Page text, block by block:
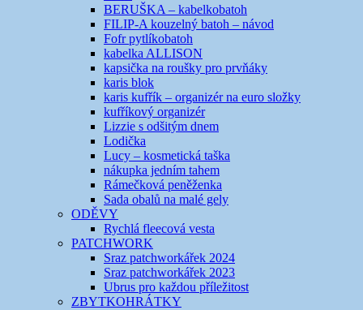
BERUŠKA – kabelkobatoh
FILIP-A kouzelný batoh – návod
Fofr pytlíkobatoh
kabelka ALLISON
kapsička na roušky pro prvňáky
karis blok
karis kufřík – organizér na euro složky
kufříkový organizér
Lizzie s odšitým dnem
Lodička
Lucy – kosmetická taška
nákupka jedním tahem
Rámečková peněženka
Sada obalů na malé gely
ODĚVY
Rychlá fleecová vesta
PATCHWORK
Sraz patchworkářek 2024
Sraz patchworkářek 2023
Ubrus pro každou příležitost
ZBYTKOHRÁTKY